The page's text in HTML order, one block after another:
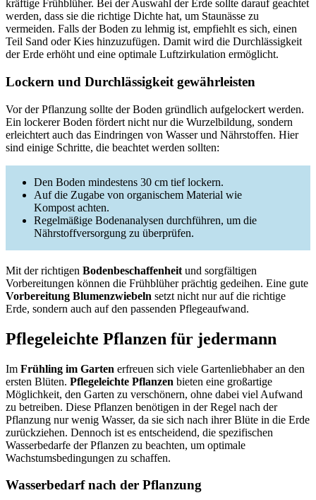
kräftige Frühblüher. Bei der Auswahl der Erde sollte darauf geachtet
werden, dass sie die richtige Dichte hat, um Staunässe zu
vermeiden. Falls der Boden zu lehmig ist, empfiehlt es sich, einen
Teil Sand oder Kies hinzuzufügen. Damit wird die Durchlässigkeit
der Erde erhöht und eine optimale Luftzirkulation ermöglicht.
Lockern und Durchlässigkeit gewährleisten
Vor der Pflanzung sollte der Boden gründlich aufgelockert werden.
Ein lockerer Boden fördert nicht nur die Wurzelbildung, sondern
erleichtert auch das Eindringen von Wasser und Nährstoffen. Hier
sind einige Schritte, die beachtet werden sollten:
Den Boden mindestens 30 cm tief lockern.
Auf die Zugabe von organischem Material wie
Kompost achten.
Regelmäßige Bodenanalysen durchführen, um die
Nährstoffversorgung zu überprüfen.
Mit der richtigen Bodenbeschaffenheit und sorgfältigen
Vorbereitungen können die Frühblüher prächtig gedeihen. Eine gute
Vorbereitung Blumenzwiebeln setzt nicht nur auf die richtige
Erde, sondern auch auf den passenden Pflegeaufwand.
Pflegeleichte Pflanzen für jedermann
Im Frühling im Garten erfreuen sich viele Gartenliebhaber an den
ersten Blüten. Pflegeleichte Pflanzen bieten eine großartige
Möglichkeit, den Garten zu verschönern, ohne dabei viel Aufwand
zu betreiben. Diese Pflanzen benötigen in der Regel nach der
Pflanzung nur wenig Wasser, da sie sich nach ihrer Blüte in die Erde
zurückziehen. Dennoch ist es entscheidend, die spezifischen
Wasserbedarfe der Pflanzen zu beachten, um optimale
Wachstumsbedingungen zu schaffen.
Wasserbedarf nach der Pflanzung